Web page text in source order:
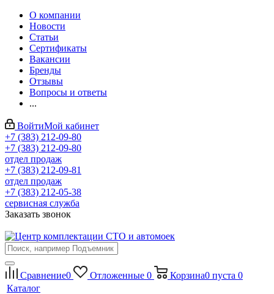
О компании
Новости
Статьи
Сертификаты
Вакансии
Бренды
Отзывы
Вопросы и ответы
...
ВойтиМой кабинет
+7 (383) 212-09-80
+7 (383) 212-09-80
отдел продаж
+7 (383) 212-09-81
отдел продаж
+7 (383) 212-05-38
сервисная служба
Заказать звонок
Сравнение0 Отложенные 0 Корзина0 пуста 0
Каталог